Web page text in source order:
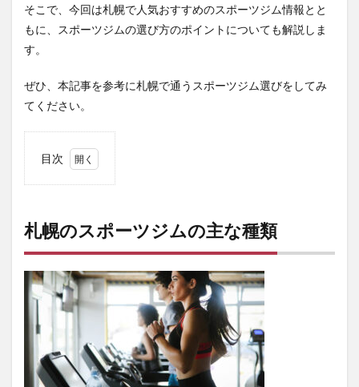
そこで、今回は札幌で人気おすすめのスポーツジム情報とと
もに、スポーツジムの選び方のポイントについても解説しま
す。
ぜひ、本記事を参考に札幌で通うスポーツジム選びをしてみ
てください。
目次
ポー
ツジ
ムの
種類
1.1
種類
①：
会員
札幌のスポーツジムの主な種類